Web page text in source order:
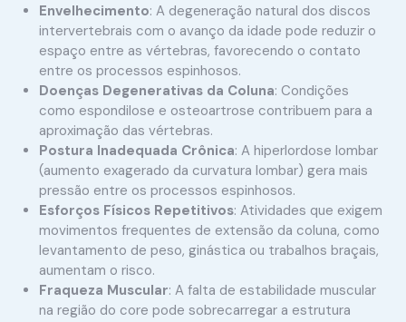
Envelhecimento: A degeneração natural dos discos
intervertebrais com o avanço da idade pode reduzir o
espaço entre as vértebras, favorecendo o contato
entre os processos espinhosos.
Doenças Degenerativas da Coluna: Condições
como espondilose e osteoartrose contribuem para a
aproximação das vértebras.
Postura Inadequada Crônica: A hiperlordose lombar
(aumento exagerado da curvatura lombar) gera mais
pressão entre os processos espinhosos.
Esforços Físicos Repetitivos: Atividades que exigem
movimentos frequentes de extensão da coluna, como
levantamento de peso, ginástica ou trabalhos braçais,
aumentam o risco.
Fraqueza Muscular: A falta de estabilidade muscular
na região do core pode sobrecarregar a estrutura